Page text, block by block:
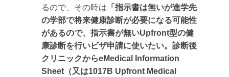
るので、その時は 「指示書は無いが進学先
の学部で将来健康診断が必要になる可能性
があるので、指示書が無いUpfront型の健
康診断を行いビザ申請に使いたい。診断後
クリニックからeMedical Information
Sheet（又は1017B Upfront Medical